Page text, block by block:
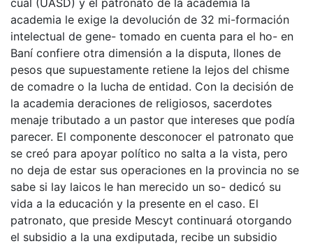
cual (UASD) y el patronato de la academia la
academia le exige la devolución de 32 mi-formación
intelectual de gene- tomado en cuenta para el ho- en
Baní confiere otra dimensión a la disputa, llones de
pesos que supuestamente retiene la lejos del chisme
de comadre o la lucha de entidad. Con la decisión de
la academia deraciones de religiosos, sacerdotes
menaje tributado a un pastor que intereses que podía
parecer. El componente desconocer el patronato que
se creó para apoyar político no salta a la vista, pero
no deja de estar sus operaciones en la provincia no se
sabe si lay laicos le han merecido un so- dedicó su
vida a la educación y la presente en el caso. El
patronato, que preside Mescyt continuará otorgando
el subsidio a la una exdiputada, recibe un subsidio